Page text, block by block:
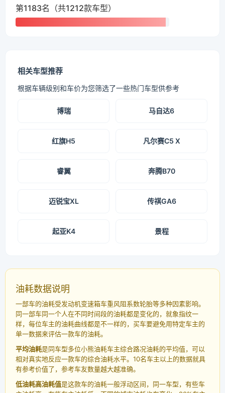
第1183名（共1212款车型）
相关车型推荐
根据车辆级别和车价为您筛选了一些热门车型供参考
博瑞 马自达6
红旗H5 凡尔赛C5 X
睿翼 奔腾B70
迈锐宝XL 传祺GA6
起亚K4 景程
油耗数据说明
一部车的油耗受发动机变速箱车重风阻系数轮胎等多种因素影响。
同一部车同一个人在不同时间段的油耗都是变化的，就象指纹一
样，每位车主的油耗曲线都是不一样的，买车要避免用特定车主的
单一数据来评估一款车的油耗。
平均油耗是同车型多位小熊油耗车主综合路况油耗的平均值，可以
相对真实地反应一款车的综合油耗水平。10名车主以上的数据就具
有参考价值了，参考车友数量越大越准确。
低油耗高油耗值是这款车的油耗一般浮动区间，同一车型，有些车